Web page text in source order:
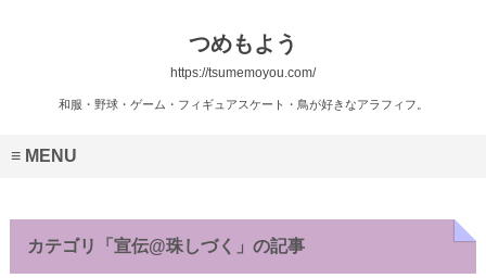
つめもよう
https://tsumemoyou.com/
和服・野球・ゲーム・フィギュアスケート・鳥が好きなアラフィフ。
MENU
カテゴリ「宣伝@珠しづく」の記事